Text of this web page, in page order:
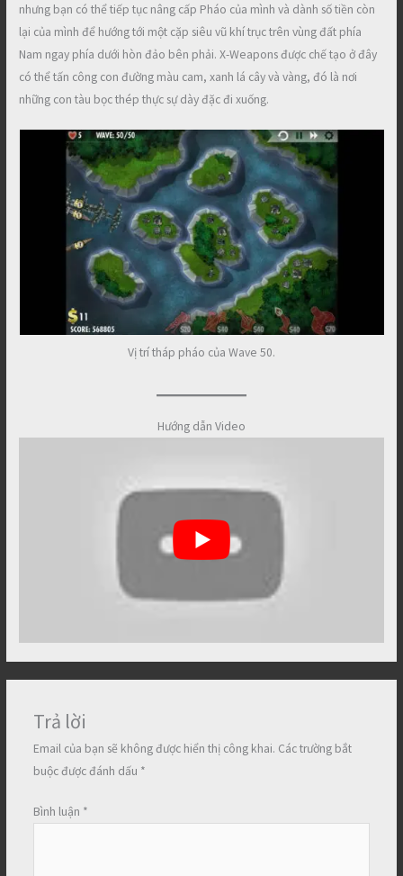
nhưng bạn có thể tiếp tục nâng cấp Pháo của mình và dành số tiền còn
lại của mình để hướng tới một cặp siêu vũ khí trục trên vùng đất phía
Nam ngay phía dưới hòn đảo bên phải. X-Weapons được chế tạo ở đây
có thể tấn công con đường màu cam, xanh lá cây và vàng, đó là nơi
những con tàu bọc thép thực sự dày đặc đi xuống.
Vị trí tháp pháo của Wave 50.
Hướng dẫn Video
Trả lời
Email của bạn sẽ không được hiển thị công khai. Các trường bắt
buộc được đánh dấu *
Bình luận *